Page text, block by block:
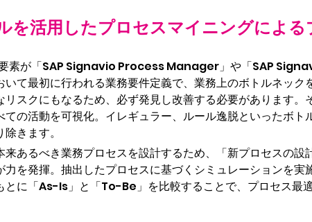
を活用したプロセスマイニングによる
素が「SAP Signavio Process Manager」や「SAP
いて最初に行われる業務要件定義で、業務上のボトルネッ
リスクにもなるため、必ず発見し改善する必要があります
ての活動を可視化。イレギュラー、ルール逸脱といったボ
きます。
来あるべき業務プロセスを設計するため、「新プロセスの
力を発揮。抽出したプロセスに基づくシミュレーションを
とに「As-Is」と「To-Be」を比較することで、プロセス最適